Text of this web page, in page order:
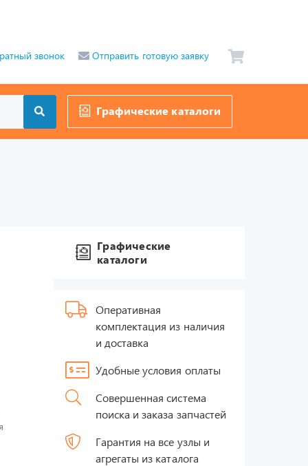
звонок Отправить готовую заявку
Графические каталоги
Графические
каталоги
Оперативная
комплектация из наличия
и доставка
Удобные условия оплаты
Совершенная система
поиска и заказа запчастей
Гарантия на все узлы и
агрегаты из каталога